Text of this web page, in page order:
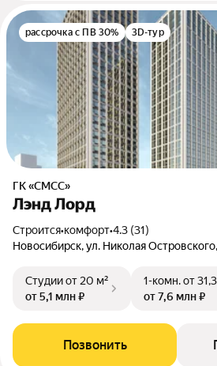
рассрочка с ПВ 30% 3D-тур
ГК «СМСС»
Лэнд Лорд
Строится•комфорт•4.3 (31)
Новосибирск, ул. Николая
Студииот 20 м²
от 5,1 млн ₽
1-комн.от
от 7,6 млн ₽
Позвонить